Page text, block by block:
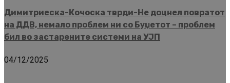
Димитриеска-Кочоска тврди-Не доцнел повратот
на ДДВ, немало проблем ни со Буџетот – проблем
бил во застарените системи на УЈП
04/12/2025